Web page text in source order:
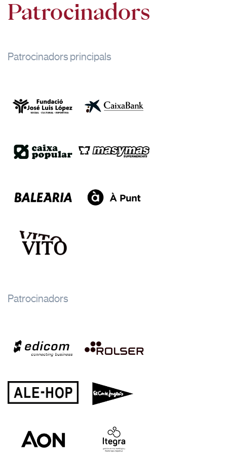
Patrocinadors
Patrocinadors principals
Patrocinadors